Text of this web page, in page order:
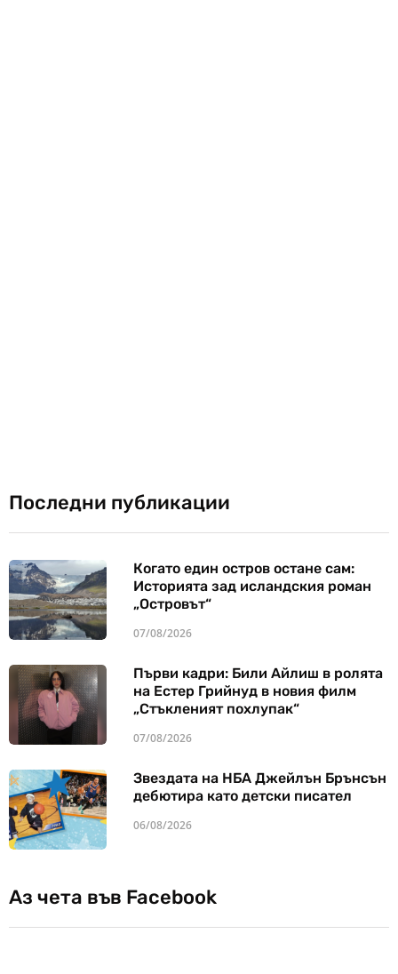
Последни публикации
Когато един остров остане сам:
Историята зад исландския роман
„Островът“
07/08/2026
Първи кадри: Били Айлиш в ролята
на Естер Грийнуд в новия филм
„Стъкленият похлупак“
07/08/2026
Звездата на НБА Джейлън Брънсън
дебютира като детски писател
06/08/2026
Аз чета във Facebook